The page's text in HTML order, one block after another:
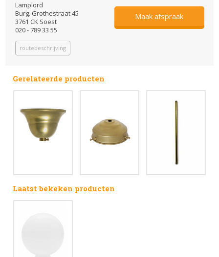
Lamplord
Burg. Grothestraat 45
3761 CK Soest
020 - 789 33 55
routebeschrijving
Maak afspraak
Gerelateerde producten
Laatst bekeken producten